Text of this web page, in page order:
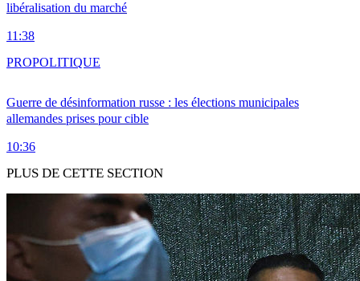
libéralisation du marché
11:38
Guerre de désinformation russe : les élections municipales
allemandes prises pour cible
10:36
PROPOLITIQUE
PLUS DE CETTE SECTION